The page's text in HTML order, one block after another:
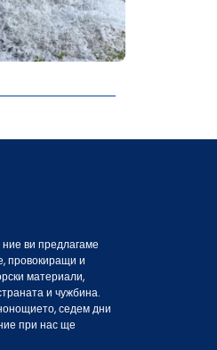
ви предлагаме
провокиращи и
материали,
и чужбина.
седем дни
при нас ще